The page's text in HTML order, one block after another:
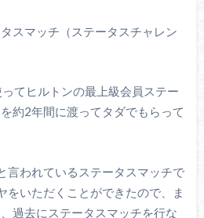
スマッチ（ステータスチャレン
てヒルトンの最上級会員ステー
約2年間に渡ってタダでもらって
言われているステータスマッチで
をいただくことができたので、ま
過去にステータスマッチを行な